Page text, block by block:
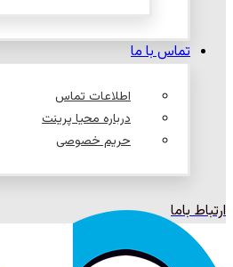
تماس با ما
اطلاعات تماس
درباره محیا پرینت
حریم خصوصی
ارتباط باما